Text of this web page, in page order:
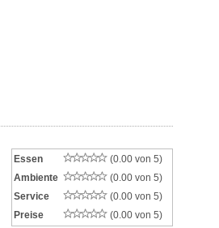
Essen
(0.00 von 5)
Ambiente
(0.00 von 5)
Service
(0.00 von 5)
Preise
(0.00 von 5)